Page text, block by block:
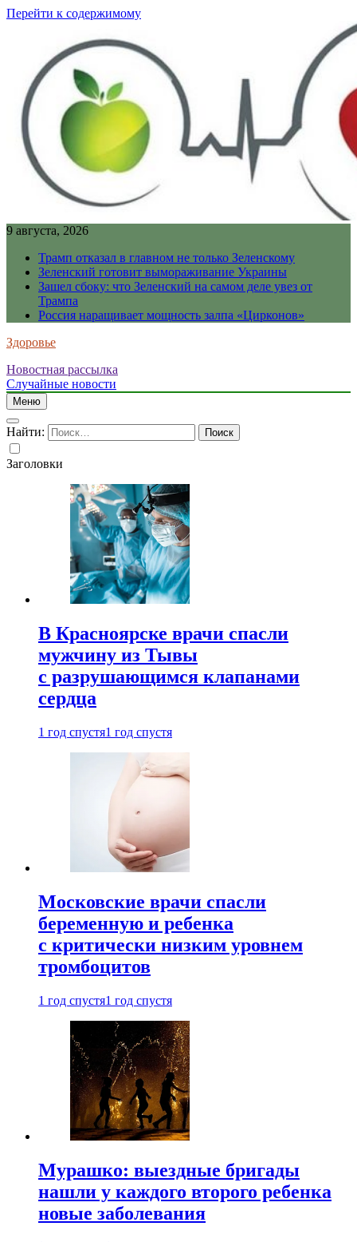
Перейти к содержимому
9 августа, 2026
Трамп отказал в главном не только Зеленскому
Зеленский готовит вымораживание Украины
Зашел сбоку: что Зеленский на самом деле увез от
Трампа
Россия наращивает мощность залпа «Цирконов»
Здоровье
Новостная рассылка
Случайные новости
Меню
Найти:
Заголовки
В Красноярске врачи спасли
мужчину из Тывы
с разрушающимся клапанами
сердца
1 год спустя1 год спустя
Московские врачи спасли
беременную и ребенка
с критически низким уровнем
тромбоцитов
1 год спустя1 год спустя
Мурашко: выездные бригады
нашли у каждого второго ребенка
новые заболевания